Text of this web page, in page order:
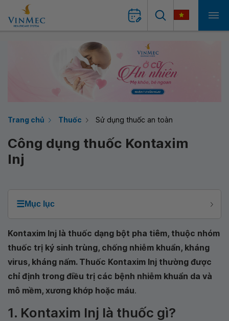
Trang chủ Thuốc Sử dụng thuốc an toàn
Công dụng thuốc Kontaxim
Inj
☰Mục lục
Kontaxim Inj là thuốc dạng bột pha tiêm, thuộc nhóm
thuốc trị ký sinh trùng, chống nhiễm khuẩn, kháng
virus, kháng nấm. Thuốc Kontaxim Inj thường được
chỉ định trong điều trị các bệnh nhiễm khuẩn da và
mô mềm, xương khớp hoặc máu.
1. Kontaxim Inj là thuốc gì?